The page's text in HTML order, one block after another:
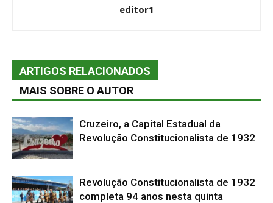
editor1
ARTIGOS RELACIONADOS
MAIS SOBRE O AUTOR
Cruzeiro, a Capital Estadual da
Revolução Constitucionalista de 1932
Revolução Constitucionalista de 1932
completa 94 anos nesta quinta